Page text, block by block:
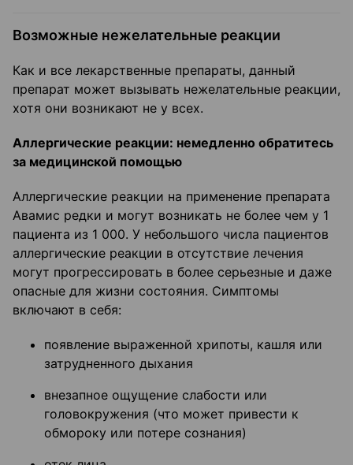
Возможные нежелательные реакции
Как и все лекарственные препараты, данный
препарат может вызывать нежелательные реакции,
хотя они возникают не у всех.
Аллергические реакции: немедленно обратитесь
за медицинской помощью
Аллергические реакции на применение препарата
Авамис редки и могут возникать не более чем у 1
пациента из 1 000. У небольшого числа пациентов
аллергические реакции в отсутствие лечения
могут прогрессировать в более серьезные и даже
опасные для жизни состояния. Симптомы
включают в себя:
появление выраженной хрипоты, кашля или
затрудненного дыхания
внезапное ощущение слабости или
головокружения (что может привести к
обмороку или потере сознания)